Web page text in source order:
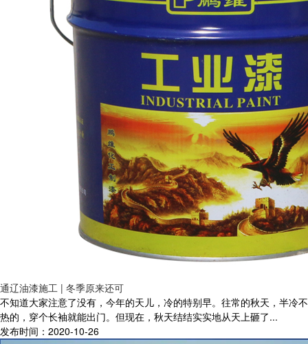
通辽油漆施工 | 冬季原来还可
不知道大家注意了没有，今年的天儿，冷的特别早。往常的秋天，半冷不
热的，穿个长袖就能出门。但现在，秋天结结实实地从天上砸了...
发布时间：2020-10-26